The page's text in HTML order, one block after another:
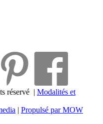
réservé | Modalités et
| Propulsé par MOW